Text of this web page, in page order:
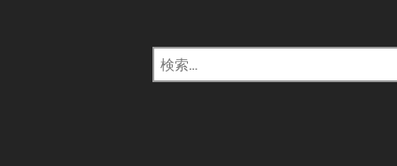
検
索: